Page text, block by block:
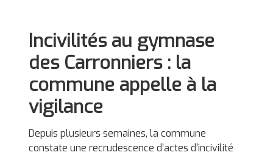
Incivilités au gymnase
des Carronniers : la
commune appelle à la
vigilance
Depuis plusieurs semaines, la commune
constate une recrudescence d’actes d’incivilité